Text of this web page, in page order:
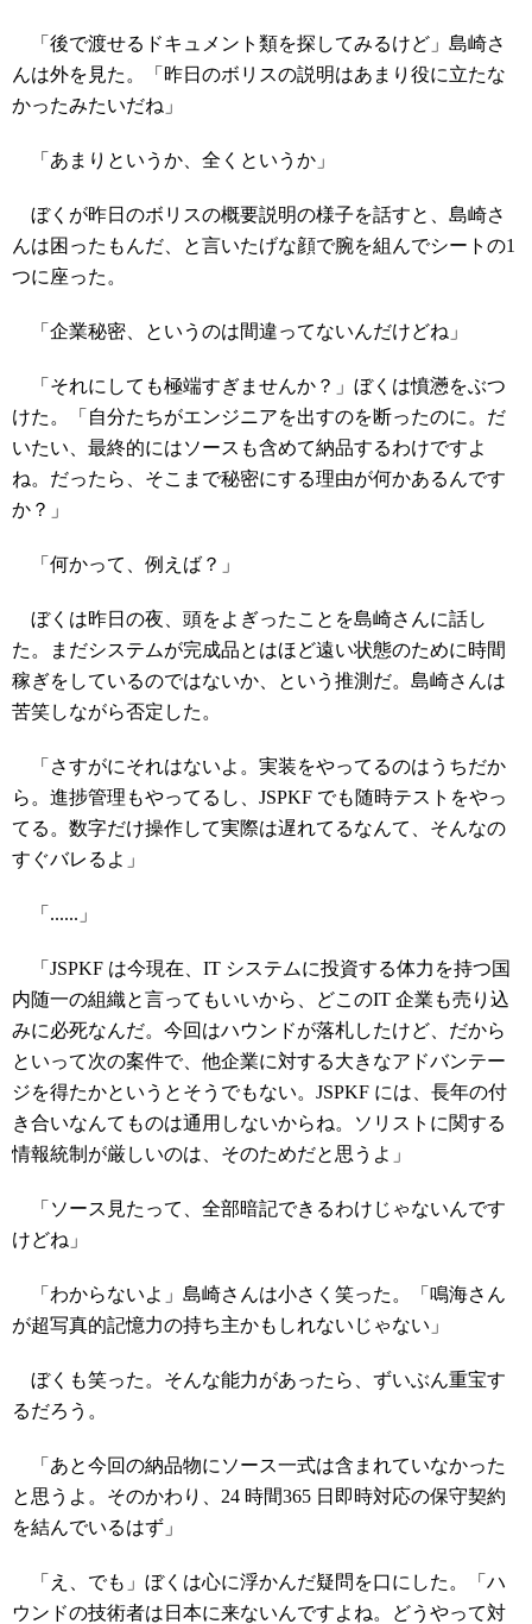
「後で渡せるドキュメント類を探してみるけど」島崎さ
んは外を見た。「昨日のボリスの説明はあまり役に立たな
かったみたいだね」
「あまりというか、全くというか」
ぼくが昨日のボリスの概要説明の様子を話すと、島崎さ
んは困ったもんだ、と言いたげな顔で腕を組んでシートの1
つに座った。
「企業秘密、というのは間違ってないんだけどね」
「それにしても極端すぎませんか？」ぼくは憤懣をぶつ
けた。「自分たちがエンジニアを出すのを断ったのに。だ
いたい、最終的にはソースも含めて納品するわけですよ
ね。だったら、そこまで秘密にする理由が何かあるんです
か？」
「何かって、例えば？」
ぼくは昨日の夜、頭をよぎったことを島崎さんに話し
た。まだシステムが完成品とはほど遠い状態のために時間
稼ぎをしているのではないか、という推測だ。島崎さんは
苦笑しながら否定した。
「さすがにそれはないよ。実装をやってるのはうちだか
ら。進捗管理もやってるし、JSPKF でも随時テストをやっ
てる。数字だけ操作して実際は遅れてるなんて、そんなの
すぐバレるよ」
「......」
「JSPKF は今現在、IT システムに投資する体力を持つ国
内随一の組織と言ってもいいから、どこのIT 企業も売り込
みに必死なんだ。今回はハウンドが落札したけど、だから
といって次の案件で、他企業に対する大きなアドバンテー
ジを得たかというとそうでもない。JSPKF には、長年の付
き合いなんてものは通用しないからね。ソリストに関する
情報統制が厳しいのは、そのためだと思うよ」
「ソース見たって、全部暗記できるわけじゃないんです
けどね」
「わからないよ」島崎さんは小さく笑った。「鳴海さん
が超写真的記憶力の持ち主かもしれないじゃない」
ぼくも笑った。そんな能力があったら、ずいぶん重宝す
るだろう。
「あと今回の納品物にソース一式は含まれていなかった
と思うよ。そのかわり、24 時間365 日即時対応の保守契約
を結んでいるはず」
「え、でも」ぼくは心に浮かんだ疑問を口にした。「ハ
ウンドの技術者は日本に来ないんですよね。どうやって対